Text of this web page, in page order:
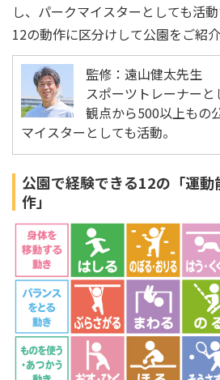
し、パークマイスターとしても活
12の動作に区分けして公園をご紹介
監修：遠山健太先生
スポーツトレーナー
観点から500以上もの
マイスターとしても活動。
公園で経験できる12の「運
作」